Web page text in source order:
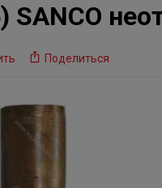
SANCO
Поделиться